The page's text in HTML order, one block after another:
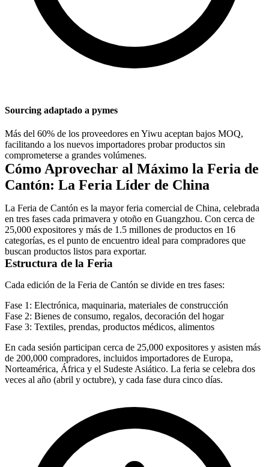
Sourcing adaptado a pymes
Más del 60% de los proveedores en Yiwu aceptan bajos MOQ,
facilitando a los nuevos importadores probar productos sin
comprometerse a grandes volúmenes.
Cómo Aprovechar al Máximo la Feria de
Cantón: La Feria Líder de China
La Feria de Cantón es la mayor feria comercial de China, celebrada
en tres fases cada primavera y otoño en Guangzhou. Con cerca de
25,000 expositores y más de 1.5 millones de productos en 16
categorías, es el punto de encuentro ideal para compradores que
buscan productos listos para exportar.
Estructura de la Feria
Cada edición de la Feria de Cantón se divide en tres fases:
Fase 1: Electrónica, maquinaria, materiales de construcción
Fase 2: Bienes de consumo, regalos, decoración del hogar
Fase 3: Textiles, prendas, productos médicos, alimentos
En cada sesión participan cerca de 25,000 expositores y asisten más
de 200,000 compradores, incluidos importadores de Europa,
Norteamérica, África y el Sudeste Asiático. La feria se celebra dos
veces al año (abril y octubre), y cada fase dura cinco días.